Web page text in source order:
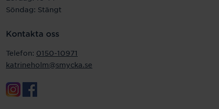
Söndag: Stängt
Kontakta oss
Telefon: 0150-10971
katrineholm@smycka.se